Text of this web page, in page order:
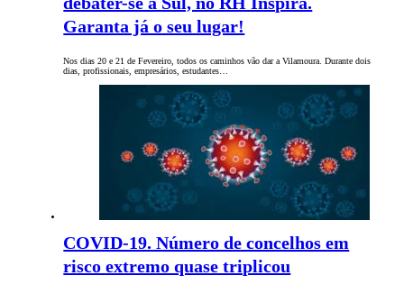
Garanta já o seu lugar!
Nos dias 20 e 21 de Fevereiro, todos os caminhos vão dar a Vilamoura. Durante dois
dias, profissionais, empresários, estudantes…
COVID-19. Número de concelhos em
risco extremo quase triplicou